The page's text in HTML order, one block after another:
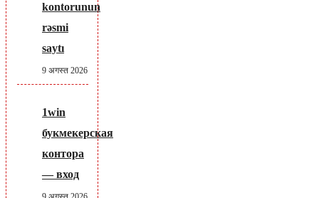
kontorunun
rəsmi
saytı
9 अगस्त 2026
1win
букмекерская
контора
— вход